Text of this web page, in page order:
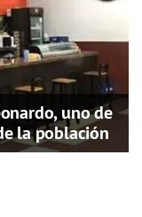
uno de
la población